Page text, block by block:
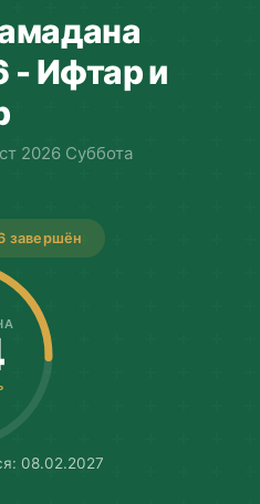
- Ифтар и
2026 Суббота
завершён
08.02.2027